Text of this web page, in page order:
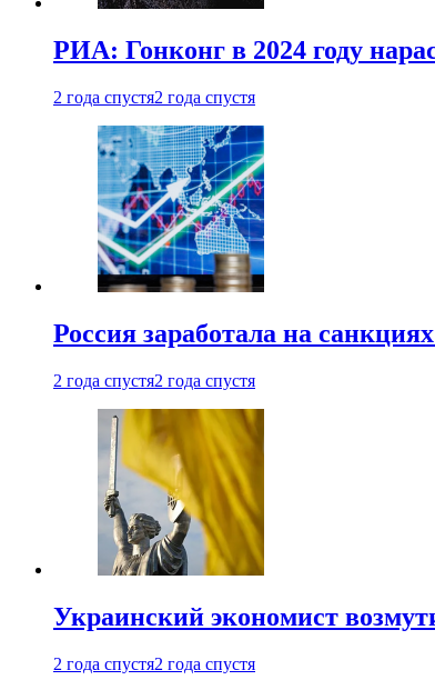
РИА: Гонконг в 2024 году
2 года спустя2 года спустя
Россия заработала на
2 года спустя2 года спустя
Украинский экономист
2 года спустя2 года спустя